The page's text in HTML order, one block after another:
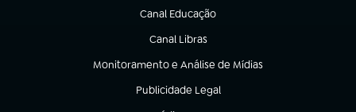
Canal Educação
(abre em nova aba)
Canal Libras
(abre em nova aba)
Monitoramento e Análise de Mídias
(abre em nova aba)
Publicidade Legal
(abre em nova aba)